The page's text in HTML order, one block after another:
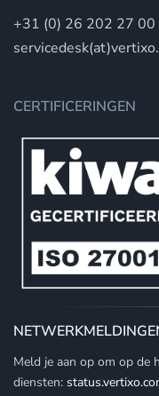
+31 (0) 26 202 27 00
CERTIFICERINGEN
Meld je aan op om op de
diensten: